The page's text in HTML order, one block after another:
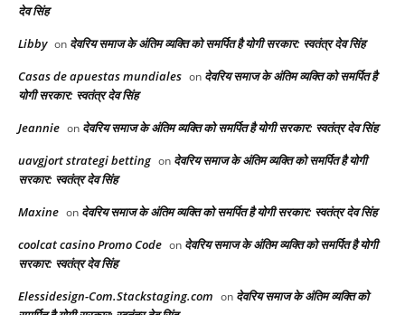
देव सिंह
Libby on देवरिय समाज के अंतिम व्यक्ति को समर्पित है योगी सरकार: स्वतंत्र देव सिंह
Casas de apuestas mundiales on देवरिय समाज के अंतिम व्यक्ति को समर्पित है
योगी सरकार: स्वतंत्र देव सिंह
Jeannie on देवरिय समाज के अंतिम व्यक्ति को समर्पित है योगी सरकार: स्वतंत्र देव सिंह
uavgjort strategi betting on देवरिय समाज के अंतिम व्यक्ति को समर्पित है योगी
सरकार: स्वतंत्र देव सिंह
Maxine on देवरिय समाज के अंतिम व्यक्ति को समर्पित है योगी सरकार: स्वतंत्र देव सिंह
coolcat casino Promo Code on देवरिय समाज के अंतिम व्यक्ति को समर्पित है योगी
सरकार: स्वतंत्र देव सिंह
Elessidesign-Com.Stackstaging.com on देवरिय समाज के अंतिम व्यक्ति को